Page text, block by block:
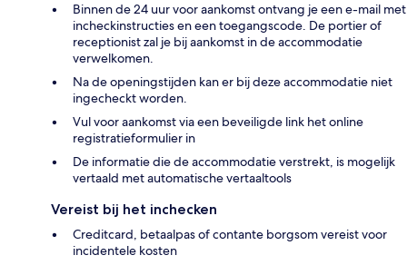
Binnen de 24 uur voor aankomst ontvang je een e-mail met
incheckinstructies en een toegangscode. De portier of
receptionist zal je bij aankomst in de accommodatie
verwelkomen.
Na de openingstijden kan er bij deze accommodatie niet
ingecheckt worden.
Vul voor aankomst via een beveiligde link het online
registratieformulier in
De informatie die de accommodatie verstrekt, is mogelijk
vertaald met automatische vertaaltools
Vereist bij het inchecken
Creditcard, betaalpas of contante borgsom vereist voor
incidentele kosten